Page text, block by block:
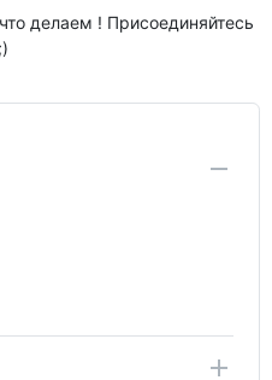
делаем ! Присоединяйтесь
;)